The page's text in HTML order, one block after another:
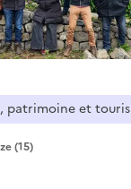
patrimoine et
(15)